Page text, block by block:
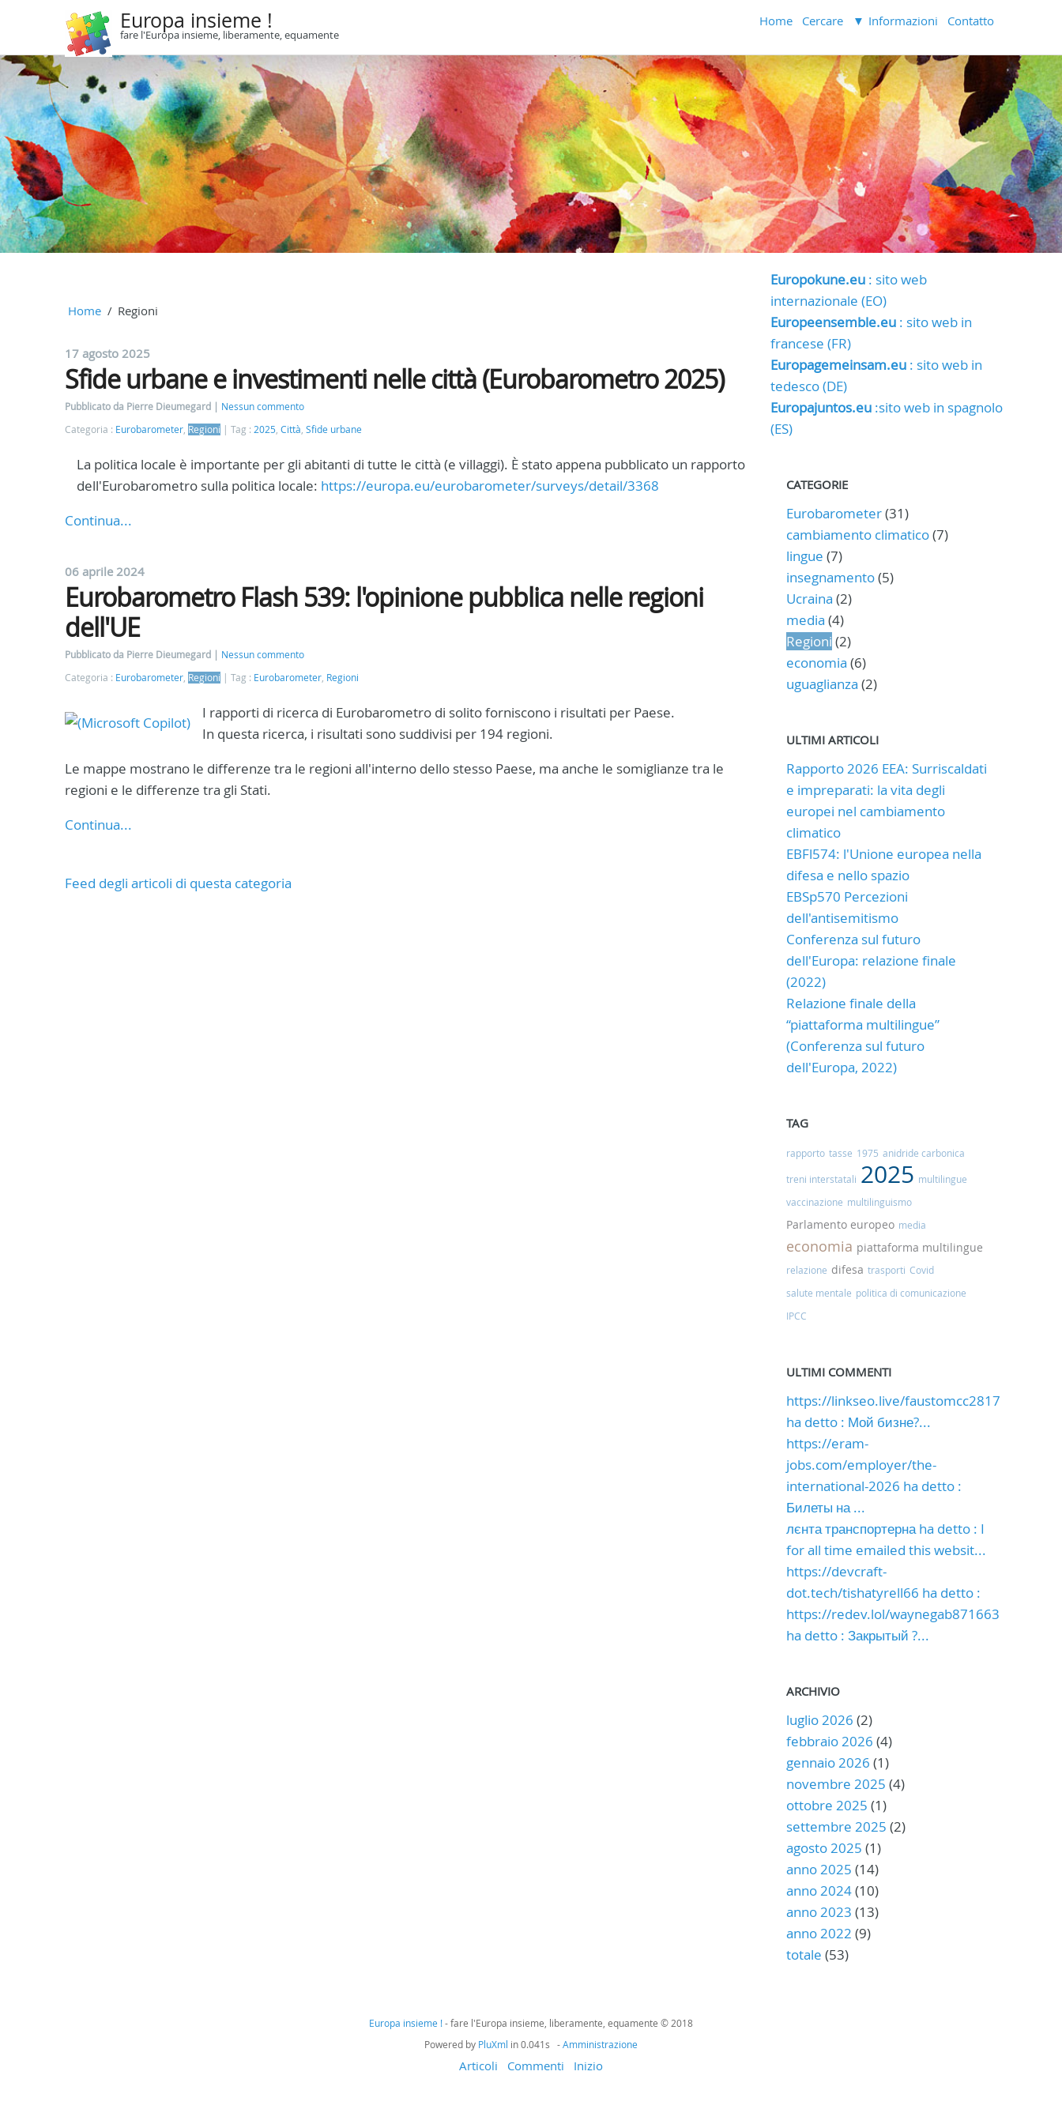
Europa insieme !
fare l'Europa insieme, liberamente, equamente
Home Cercare Informazioni Contatto
Home Regioni
17 agosto 2025
Sfide urbane e investimenti nelle città (Eurobarometro 2025)
Pubblicato da Pierre Dieumegard
Nessun commento
Categoria : Eurobarometer, Regioni Tag : 2025, Città, Sfide urbane
La politica locale è importante per gli abitanti di tutte le città (e villaggi). È stato appena pubblicato un rapporto
dell'Eurobarometro sulla politica locale: https://europa.eu/eurobarometer/surveys/detail/3368
Continua...
06 aprile 2024
Eurobarometro Flash 539: l'opinione pubblica nelle regioni
dell'UE
Pubblicato da Pierre Dieumegard
Nessun commento
Categoria : Eurobarometer, Regioni Tag : Eurobarometer, Regioni
I rapporti di ricerca di Eurobarometro di solito forniscono i risultati per Paese.
In questa ricerca, i risultati sono suddivisi per 194 regioni.
Le mappe mostrano le differenze tra le regioni all'interno dello stesso Paese, ma anche le somiglianze tra le
regioni e le differenze tra gli Stati.
Continua...
Feed degli articoli di questa categoria
Europokune.eu: sito web
internazionale (EO)
Europeensemble.eu: sito web in
francese (FR)
Europagemeinsam.eu: sito web in
tedesco (DE)
Europajuntos.eu:sito web in spagnolo
(ES)
CATEGORIE
Eurobarometer(31)
cambiamento climatico(7)
lingue (7)
insegnamento(5)
Ucraina (2)
media (4)
Regioni (2)
economia (6)
uguaglianza (2)
ULTIMI ARTICOLI
Rapporto 2026 EEA: Surriscaldati
e impreparati: la vita degli
europei nel cambiamento
climatico
EBFl574: l'Unione europea nella
difesa e nello spazio
EBSp570 Percezioni
dell'antisemitismo
Conferenza sul futuro
dell'Europa: relazione finale
(2022)
Relazione finale della
“piattaforma multilingue”
(Conferenza sul futuro
dell'Europa, 2022)
TAG
rapporto tasse 1975 anidride carbonica
treni interstatali 2025 multilingue
vaccinazione multilinguismo
Parlamento europeo media
economia piattaforma multilingue
relazione difesa trasporti Covid
salute mentale politica di comunicazione
IPCC
ULTIMI COMMENTI
https://linkseo.live/faustomcc2817
ha detto : Мой бизне?...
https://eram-
jobs.com/employer/the-
international-2026 ha detto :
Билеты на ...
лєнта транспортерна ha detto : I
for all time emailed this websit...
https://devcraft-
dot.tech/tishatyrell66 ha detto :
https://redev.lol/waynegab871663
ha detto : Закрытый ?...
ARCHIVIO
luglio 2026 (2)
febbraio 2026 (4)
gennaio 2026 (1)
novembre 2025 (4)
ottobre 2025 (1)
settembre 2025 (2)
agosto 2025 (1)
anno 2025 (14)
anno 2024(10)
anno 2023 (13)
anno 2022 (9)
totale (53)
Europa insieme !- fare l'Europa insieme, liberamente, equamente © 2018
Powered by PluXml in 0.041s -Amministrazione
Articoli Commenti Inizio